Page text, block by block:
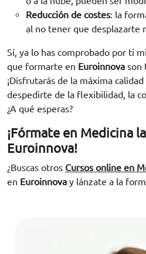
Reducción de costes: la
al no tener que desplazarte
Sí, ya lo has comprobado por ti
que formarte en Euroinnova son
¡Disfrutarás de la máxima
despedirte de la flexibilidad, la
¿A qué esperas?
¡Fórmate en Medicina
Euroinnova!
¿Buscas otros Cursos online en
en Euroinnova y lánzate a la